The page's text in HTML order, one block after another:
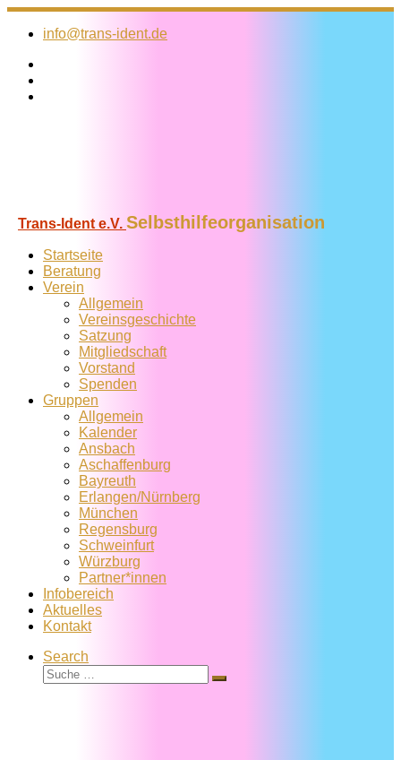
Zum
Inhalt
info@trans-ident.de
Trans-Ident e.V. Selbsthilfeorganisation
Startseite
Beratung
Verein
Allgemein
Vereins­geschichte
Satzung
Mitglied­schaft
Vorstand
Spenden
Gruppen
Allgemein
Kalender
Ansbach
Aschaffenburg
Bayreuth
Erlangen/Nürnberg
München
Regensburg
Schweinfurt
Würzburg
Partner*innen
Infobereich
Aktuelles
Kontakt
Search
Suche
Suche